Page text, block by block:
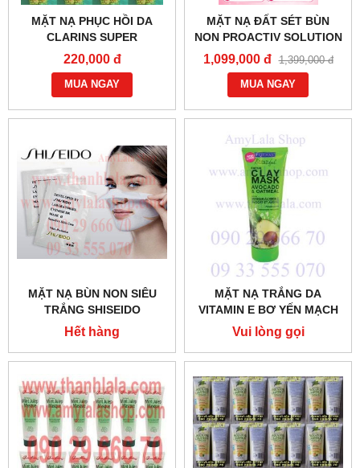
MẶT NẠ PHỤC HỒI DA
CLARINS SUPER
RESTORATIVE
REPLENISHING 5ML -
0902966670 - 0933555070
220,000 đ
MUA NGAY
MẶT NẠ ĐẤT SÉT BÙN
NON PROACTIV SOLUTION
REFINING CLAY MASK 70G
- 0858193968 - 0944193968
- AMYLALASHOP.COM -
1,099,000 đ 1,399,000 đ
MUA NGAY
MẶT NẠ BÙN NON SIÊU
TRẮNG SHISEIDO
LABORATORIES EVENESE
DR MASK II 12G -
Hết hàng
MẶT NẠ TRẮNG DA
VITAMIN E BƠ YẾN MẠCH
AVOCAT ET AVOINE 150ML
- 0933555070 - 0902966670
Vui lòng gọi
0858.193968